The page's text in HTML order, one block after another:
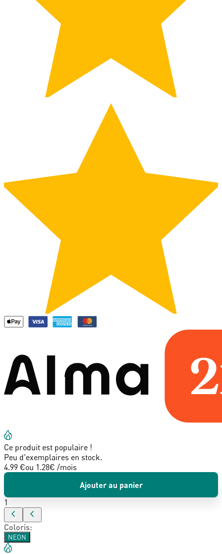
Ce produit est populaire !
Peu d'exemplaires en stock.
4.99 €ou 1.28€ /mois
Ajouter au panier
1
Coloris:
NEON